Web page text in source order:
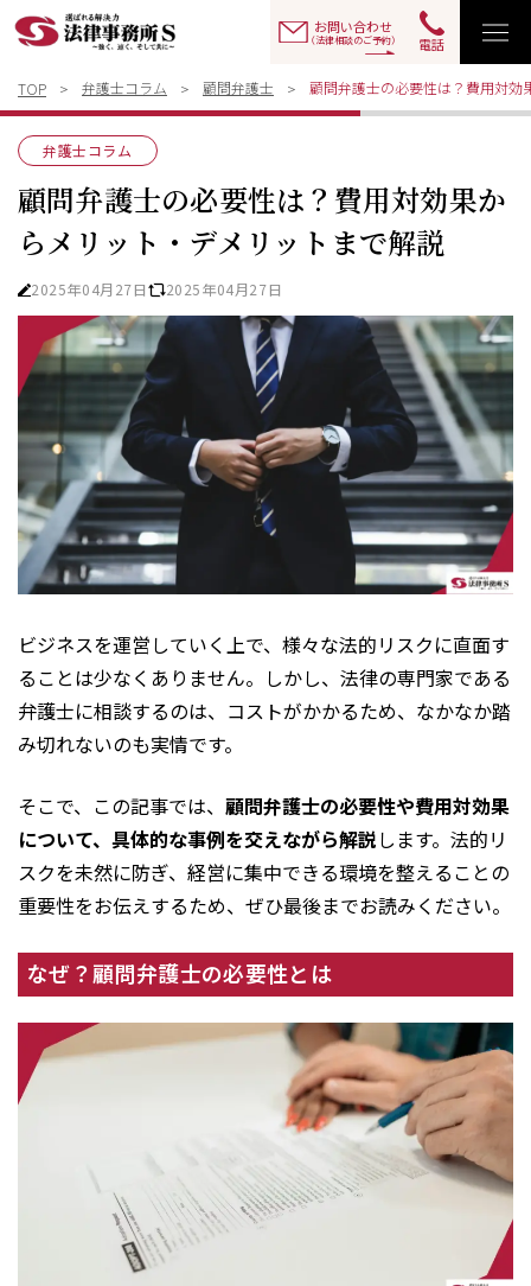
お問い合わせ
（法律相談のご予約） 電話
TOP 弁護士コラム 顧問弁護士 顧問弁護士の必要性は？費用対効
弁護士コラム
顧問弁護士の必要性は？費用対効果か
らメリット・デメリットまで解説
2025年04月27日 2025年04月27日
ビジネスを運営していく上で、様々な法的リスクに直面す
ることは少なくありません。しかし、法律の専門家である
弁護士に相談するのは、コストがかかるため、なかなか踏
み切れないのも実情です。
そこで、この記事では、 顧問弁護士の必要性や費用対効果
について、具体的な事例を交えながら解説します。法的リ
スクを未然に防ぎ、経営に集中できる環境を整えることの
重要性をお伝えするため、ぜひ最後までお読みください。
なぜ？顧問弁護士の必要性とは